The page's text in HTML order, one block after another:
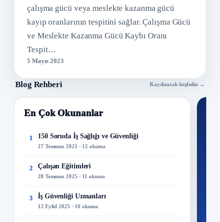
çalışma gücü veya meslekte kazanma gücü
kayıp oranlarının tespitini sağlar. Çalışma Gücü
ve Meslekte Kazanma Gücü Kaybı Oranı
Tespit…
5 Mayıs 2023
Blog Rehberi Kaydırarak keşfedin →
En Çok Okunanlar
1 150 Soruda İş Sağlığı ve Güvenliği
27 Temmuz 2021 · 12 okuma
2 Çalışan Eğitimleri
28 Temmuz 2025 · 11 okuma
3 İş Güvenliği Uzmanları
12 Eylül 2025 · 10 okuma